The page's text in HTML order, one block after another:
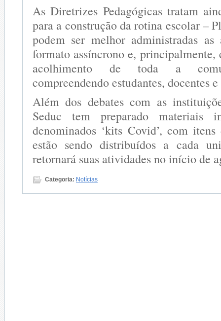
As Diretrizes Pedagógicas tratam
para a construção da rotina escolar –
podem ser melhor administradas
formato assíncrono e, principalmente,
acolhimento de toda a
compreendendo estudantes, docentes
Além dos debates com as
Seduc tem preparado materiais
denominados ‘kits Covid’, com itens
estão sendo distribuídos a cada
retornará suas atividades no início de
Categoria: Notícias